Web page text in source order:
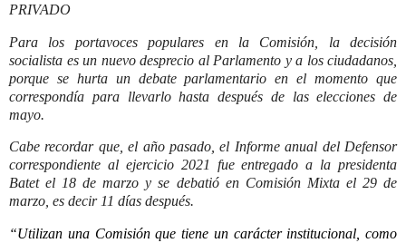
PRIVADO
Para los portavoces populares en la Comisión, la decisión
socialista es un nuevo desprecio al Parlamento y a los ciudadanos,
porque se hurta un debate parlamentario en el momento que
correspondía para llevarlo hasta después de las elecciones de
mayo.
Cabe recordar que, el año pasado, el Informe anual del Defensor
correspondiente al ejercicio 2021 fue entregado a la presidenta
Batet el 18 de marzo y se debatió en Comisión Mixta el 29 de
marzo, es decir 11 días después.
“Utilizan una Comisión que tiene un carácter institucional, como